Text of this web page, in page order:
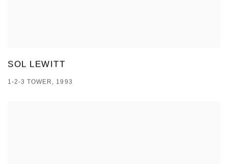
SOL LEWITT
1-2-3 TOWER, 1993